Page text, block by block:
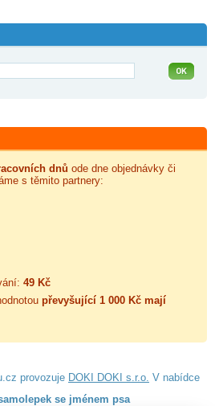
dnů ode dne objednávky či
s těmito partnery:
49 Kč
převyšující 1 000 Kč mají
provozuje DOKI DOKI s.r.o. V nabídce
se jménem psa